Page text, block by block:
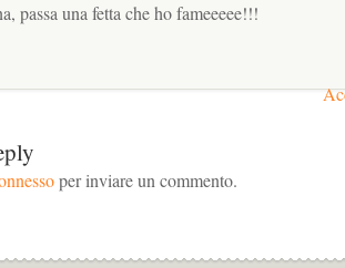
passa una fetta che ho fameeeee!!!
per inviare un commento.